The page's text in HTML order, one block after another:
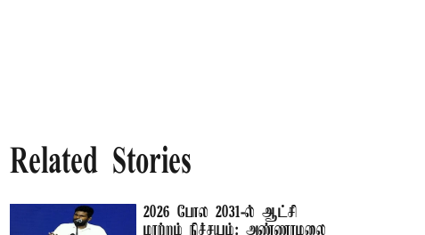
Related Stories
2026 போல 2031-ல் ஆட்சி
மாற்றம் நிச்சயம்: அண்ணாமலை